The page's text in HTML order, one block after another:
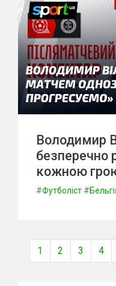
Володимир
безперечно
кожною
#Футболіст #
1 2 3 4